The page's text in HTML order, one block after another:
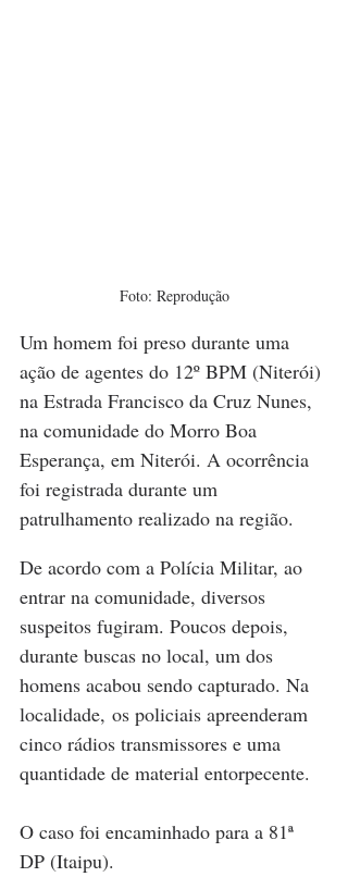
Foto: Reprodução
Um homem foi preso durante uma
ação de agentes do 12º BPM (Niterói)
na Estrada Francisco da Cruz Nunes,
na comunidade do Morro Boa
Esperança, em Niterói. A ocorrência
foi registrada durante um
patrulhamento realizado na região.
De acordo com a Polícia Militar, ao
entrar na comunidade, diversos
suspeitos fugiram. Poucos depois,
durante buscas no local, um dos
homens acabou sendo capturado. Na
localidade, os policiais apreenderam
cinco rádios transmissores e uma
quantidade de material entorpecente.
O caso foi encaminhado para a 81ª
DP (Itaipu).